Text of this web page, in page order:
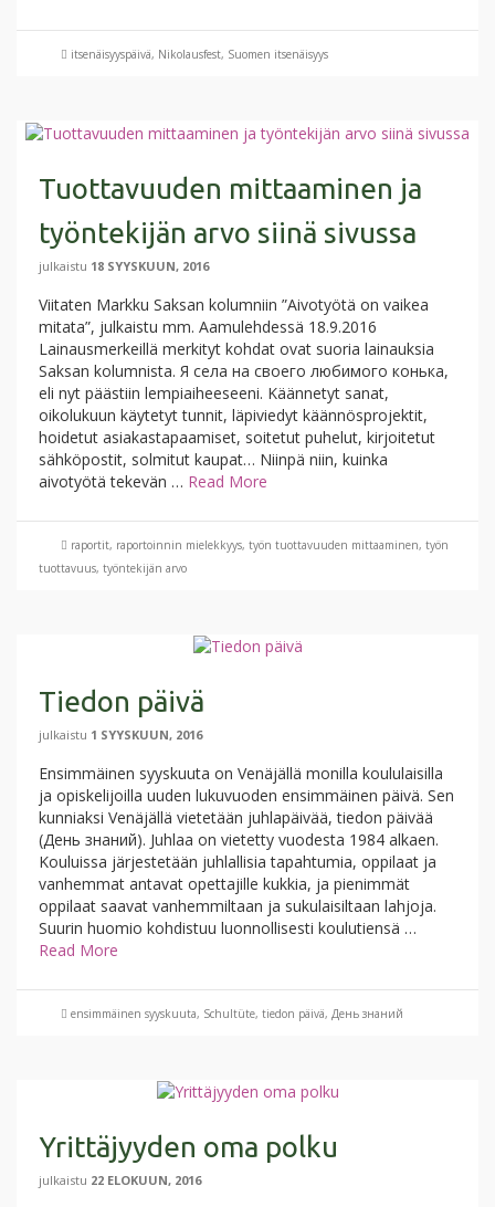
itsenäisyyspäivä, Nikolausfest, Suomen itsenäisyys
Tuottavuuden mittaaminen ja
työntekijän arvo siinä sivussa
julkaistu 18 SYYSKUUN, 2016
Viitaten Markku Saksan kolumniin ”Aivotyötä on vaikea
mitata”, julkaistu mm. Aamulehdessä 18.9.2016
Lainausmerkeillä merkityt kohdat ovat suoria lainauksia
Saksan kolumnista. Я села на своего любимого конька,
eli nyt päästiin lempiaiheeseeni. Käännetyt sanat,
oikolukuun käytetyt tunnit, läpiviedyt käännösprojektit,
hoidetut asiakastapaamiset, soitetut puhelut, kirjoitetut
sähköpostit, solmitut kaupat… Niinpä niin, kuinka
aivotyötä tekevän … Read More
raportit, raportoinnin mielekkyys, työn tuottavuuden mittaaminen, työn
tuottavuus, työntekijän arvo
Tiedon päivä
julkaistu 1 SYYSKUUN, 2016
Ensimmäinen syyskuuta on Venäjällä monilla koululaisilla
ja opiskelijoilla uuden lukuvuoden ensimmäinen päivä. Sen
kunniaksi Venäjällä vietetään juhlapäivää, tiedon päivää
(День знаний). Juhlaa on vietetty vuodesta 1984 alkaen.
Kouluissa järjestetään juhlallisia tapahtumia, oppilaat ja
vanhemmat antavat opettajille kukkia, ja pienimmät
oppilaat saavat vanhemmiltaan ja sukulaisiltaan lahjoja.
Suurin huomio kohdistuu luonnollisesti koulutiensä …
Read More
ensimmäinen syyskuuta, Schultüte, tiedon päivä, День знаний
Yrittäjyyden oma polku
julkaistu 22 ELOKUUN, 2016